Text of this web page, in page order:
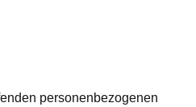
personenbezogenen